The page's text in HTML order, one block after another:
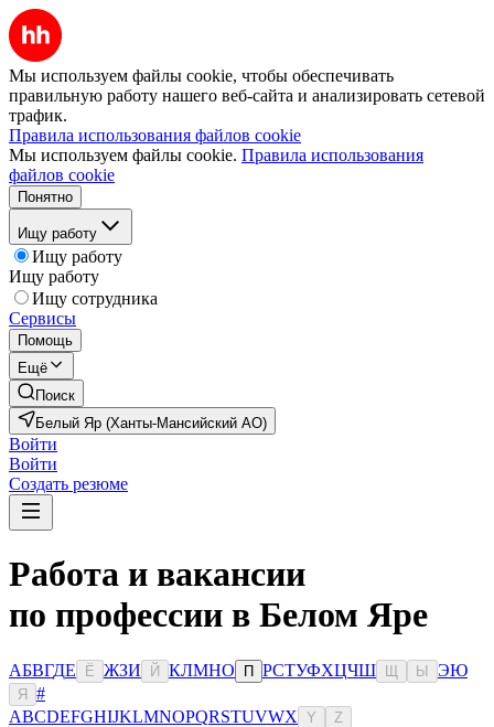
Мы используем файлы cookie, чтобы обеспечивать
правильную работу нашего веб-сайта и анализировать сетевой
трафик.
Правила использования файлов cookie
Мы используем файлы cookie. Правила использования
файлов cookie
Понятно
Ищу работу
Ищу работу
Ищу работу
Ищу сотрудника
Сервисы
Помощь
Ещё
Поиск
Белый Яр (Ханты-Мансийский АО)
Войти
Войти
Создать резюме
Работа и вакансии
по профессии в Белом Яре
АБВГДЕ Ё ЖЗИ Й КЛМНО П РСТУФХЦЧШ Ы ЭЮ
Я
#
ABCDEFGHIJKLMNOPQRSTUVWX Y Z